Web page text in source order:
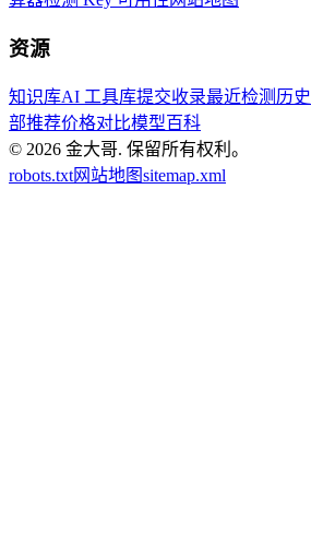
资源
知识库AI 工具库提交收录最近检测历史
部推荐价格对比模型百科
© 2026 金大哥. 保留所有权利。
robots.txt网站地图sitemap.xml